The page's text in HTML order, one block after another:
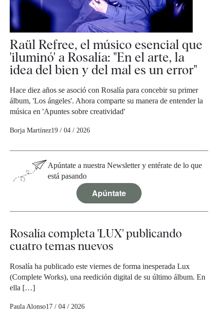
Raül Refree, el músico esencial que
'iluminó' a Rosalía: "En el arte, la
idea del bien y del mal es un error"
Hace diez años se asoció con Rosalía para concebir su primer
álbum, 'Los ángeles'. Ahora comparte su manera de entender la
música en 'Apuntes sobre creatividad'
Borja Martínez19 / 04 / 2026
Apúntate a nuestra Newsletter y entérate de lo que
está pasando
Apúntate
Rosalía completa 'LUX' publicando
cuatro temas nuevos
Rosalía ha publicado este viernes de forma inesperada Lux
(Complete Works), una reedición digital de su último álbum. En
ella […]
Paula Alonso17 / 04 / 2026